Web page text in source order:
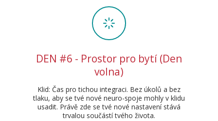
DEN #6 - Prostor pro bytí (Den
volna)
Klid: Čas pro tichou integraci. Bez úkolů a bez
tlaku, aby se tvé nové neuro-spoje mohly v klidu
usadit. Právě zde se tvé nové nastavení stává
trvalou součástí tvého života.